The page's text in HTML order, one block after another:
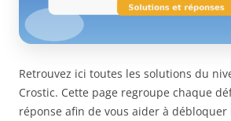
Retrouvez ici toutes les solutions du
Crostic. Cette page regroupe chaque
réponse afin de vous aider à